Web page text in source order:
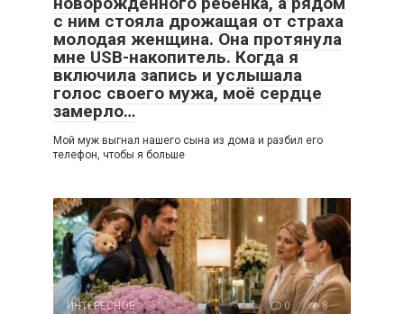
с ним стояла дрожащая от страха
молодая женщина. Она протянула
мне USB-накопитель. Когда я
включила запись и услышала
голос своего мужа, моё сердце
замерло…
Мой муж выгнал нашего сына из дома и разбил его
телефон, чтобы я больше
ИНТЕРЕСНОЕ 0 8